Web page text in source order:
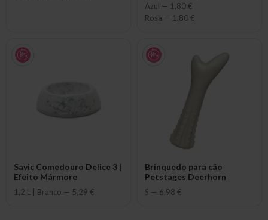
Azul — 1,80 €
Rosa — 1,80 €
Savic Comedouro Delice 3 |
Efeito Mármore
1,2 L | Branco — 5,29 €
Brinquedo para cão
Petstages Deerhorn
S — 6,98 €